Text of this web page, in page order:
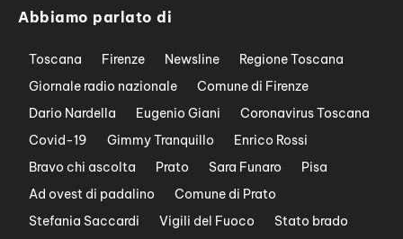
Abbiamo parlato di
Toscana Firenze Newsline
Regione Toscana
Giornale radio nazionale
Comune di Firenze
Dario Nardella
Eugenio Giani
Coronavirus Toscana
Covid-19
Gimmy Tranquillo
Enrico Rossi
Bravo chi ascolta
Prato Sara Funaro
Pisa
Ad ovest di padalino
Comune di Prato
Stefania Saccardi
Vigili del Fuoco
Stato brado